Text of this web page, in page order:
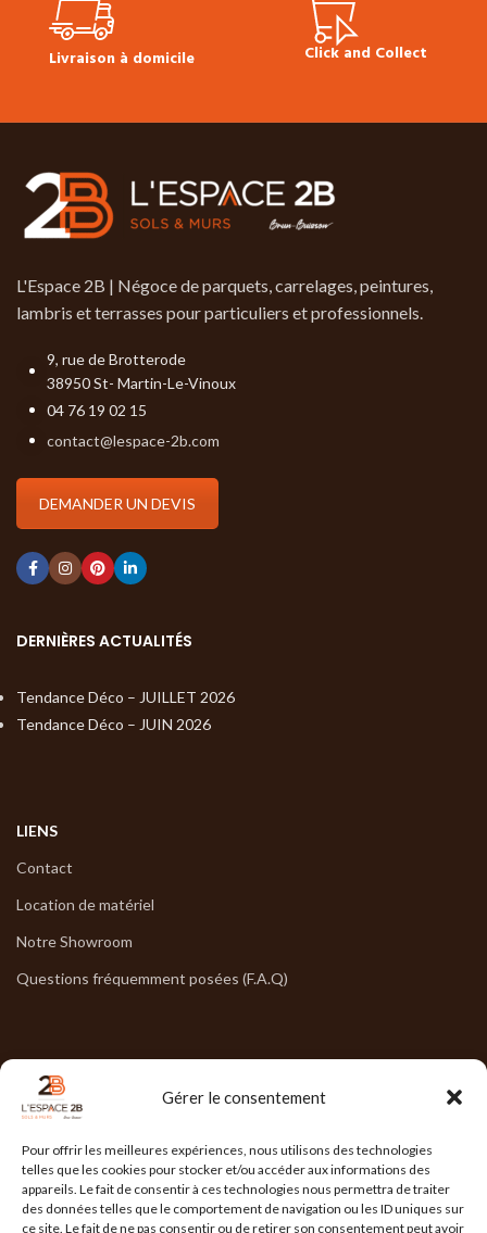
Gérer le consentement
Pour offrir les meilleures expériences, nous utilisons des technologies
telles que les cookies pour stocker et/ou accéder aux informations des
appareils. Le fait de consentir à ces technologies nous permettra de traiter
des données telles que le comportement de navigation ou les ID uniques sur
ce site. Le fait de ne pas consentir ou de retirer son consentement peut avoir
Livraison à domicile Click and Collect
L'Espace 2B | Négoce de parquets, carrelages, peintures,
lambris et terrasses pour particuliers et professionnels.
9, rue de Brotterode
38950 St- Martin-Le-Vinoux
04 76 19 02 15
contact@lespace-2b.com
DEMANDER UN DEVIS
DERNIÈRES ACTUALITÉS
Tendance Déco – JUILLET 2026
Tendance Déco – JUIN 2026
LIENS
Contact
Location de matériel
Notre Showroom
Questions fréquemment posées (F.A.Q)
NOS HORAIRES
Lun : 7h30/17h30
Mar : 7h30/17h30
Mer : 7h30/17h30